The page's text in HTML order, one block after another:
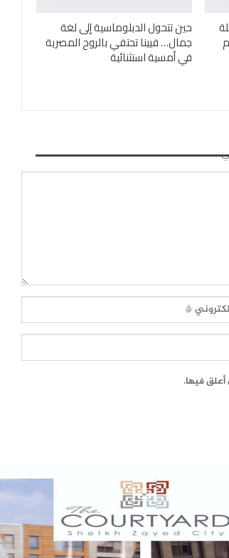
حين تتحول الدبلوماسية إلى لغة
جمال… فيينا تحتفي بالروح المصرية
في أمسية استثنائية
أعلق فيها.